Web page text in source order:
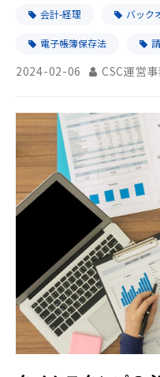
会計-経理 バック
電子帳簿保存法
2024-02-06 CSC運営